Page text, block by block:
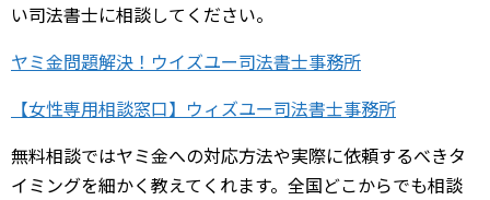
い司法書士に相談してください。
ヤミ金問題解決！ウイズユー司法書士事務所
【女性専用相談窓口】ウィズユー司法書士事務所
無料相談ではヤミ金への対応方法や実際に依頼するべきタ
イミングを細かく教えてくれます。全国どこからでも相談